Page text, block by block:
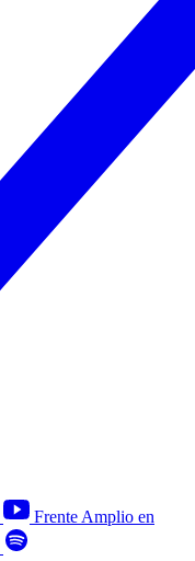
Frente Amplio en